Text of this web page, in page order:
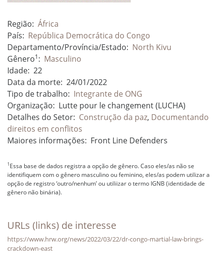
Região: África
País: República Democrática do Congo
Departamento/Província/Estado: North Kivu
Gênero1: Masculino
Idade: 22
Data da morte: 24/01/2022
Tipo de trabalho: Integrante de ONG
Organização: Lutte pour le changement (LUCHA)
Detalhes do Setor: Construção da paz, Documentando
direitos em conflitos
Maiores informações: Front Line Defenders
1Essa base de dados registra a opção de gênero. Caso eles/as não se
identifiquem com o gênero masculino ou feminino, eles/as podem utilizar a
opção de registro ‘outro/nenhum’ ou utiliizar o termo IGNB (identidade de
gênero não binária).
URLs (links) de interesse
https://www.hrw.org/news/2022/03/22/dr-congo-martial-law-brings-
crackdown-east